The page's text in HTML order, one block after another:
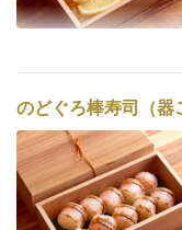
のどぐろ棒寿司（器